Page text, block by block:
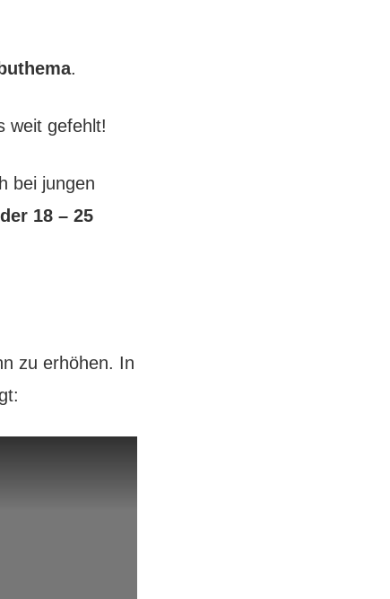
.
weit gefehlt!
bei jungen
18 – 25
zu erhöhen. In